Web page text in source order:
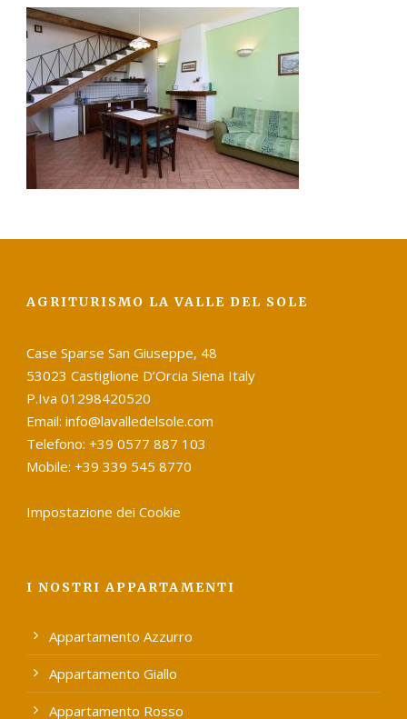
Contatti
AGRITURISMO LA VALLE DEL SOLE
Case Sparse San Giuseppe, 48
53023 Castiglione D’Orcia Siena Italy
P.Iva 01298420520
Email: info@lavalledelsole.com
Telefono: +39 0577 887 103
Mobile: +39 339 545 8770
Impostazione dei Cookie
I NOSTRI APPARTAMENTI
Appartamento Azzurro
Appartamento Giallo
Appartamento Rosso